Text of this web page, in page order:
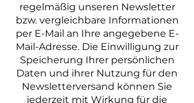
regelmäßig unseren Newsletter
bzw. vergleichbare Informationen
per E-Mail an Ihre angegebene E-
Mail-Adresse. Die Einwilligung zur
Speicherung Ihrer persönlichen
Daten und ihrer Nutzung für den
Newsletterversand können Sie
jederzeit mit Wirkung für die